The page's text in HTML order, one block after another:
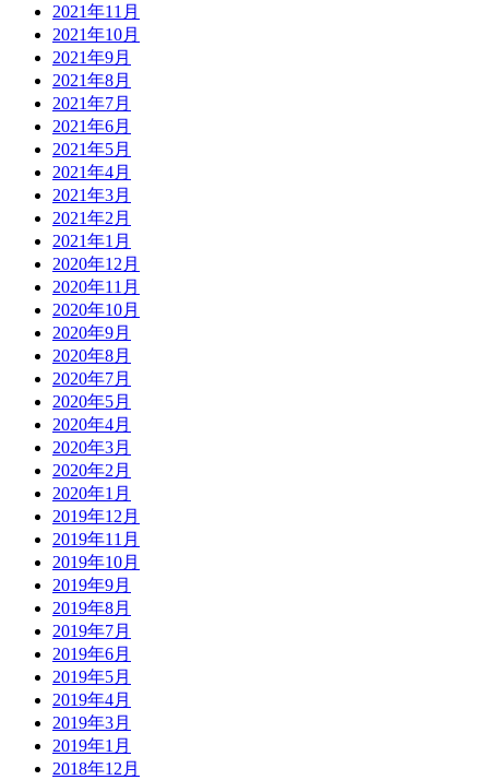
2021年11月
2021年10月
2021年9月
2021年8月
2021年7月
2021年6月
2021年5月
2021年4月
2021年3月
2021年2月
2021年1月
2020年12月
2020年11月
2020年10月
2020年9月
2020年8月
2020年7月
2020年5月
2020年4月
2020年3月
2020年2月
2020年1月
2019年12月
2019年11月
2019年10月
2019年9月
2019年8月
2019年7月
2019年6月
2019年5月
2019年4月
2019年3月
2019年1月
2018年12月